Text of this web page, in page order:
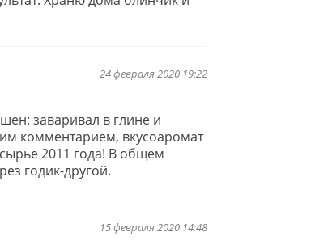
24 февраля 2020 19:22
заваривал в глине и
комментарием, вкусоаромат
2011 года! В общем
годик-другой.
15 февраля 2020 14:48